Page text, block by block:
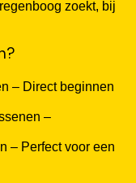
zoekt, bij
– Direct beginnen
–
– Perfect voor een